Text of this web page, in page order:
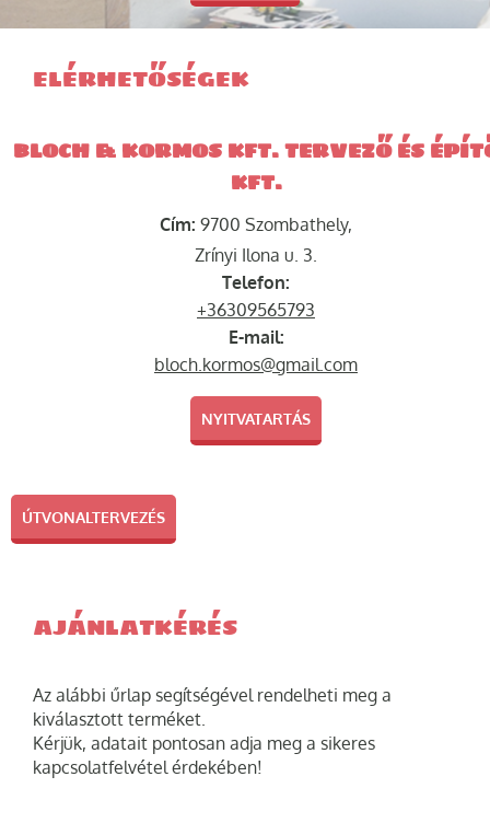
ELÉRHETŐSÉGEK
BLOCH & KORMOS KFT. TERVEZŐ ÉS
KFT.
Cím: 9700 Szombathely,
Zrínyi Ilona u. 3.
Telefon:
+36309565793
E-mail:
bloch.kormos@gmail.com
NYITVATARTÁS
ÚTVONALTERVEZÉS
AJÁNLATKÉRÉS
Az alábbi űrlap segítségével rendelheti meg a
kiválasztott terméket.
Kérjük, adatait pontosan adja meg a sikeres
kapcsolatfelvétel érdekében!